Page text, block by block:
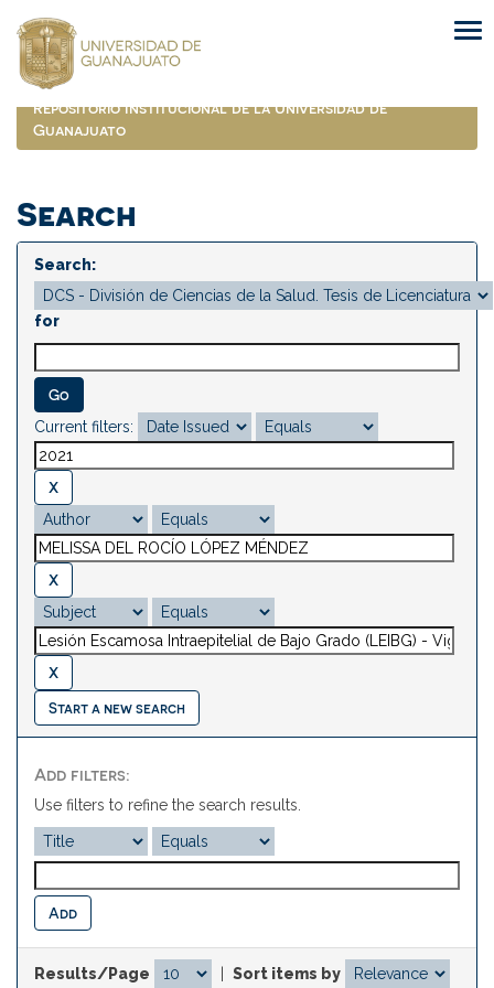
navigation
Repositorio Institucional de la Universidad de
Guanajuato
Search
Search:
for
Current filters:
Start a new search
Add filters:
Use filters to refine the search results.
Results/Page Sort items by